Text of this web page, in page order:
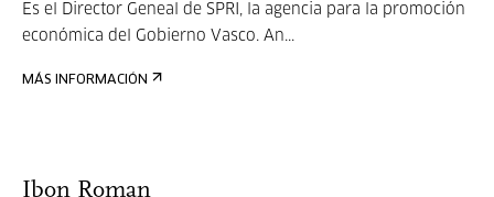
Es el Director Geneal de SPRI, la agencia para la promoción
económica del Gobierno Vasco. An...
MÁS INFORMACIÓN
Ibon Roman